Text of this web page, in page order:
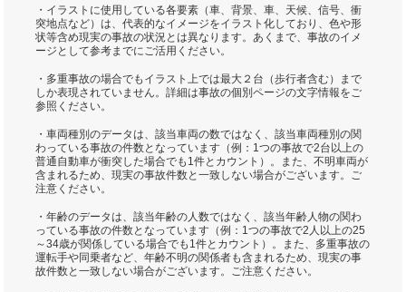
・イラストに使用している各要素（車、背景、車、天候、信号、衝
突地点など）は、代表的なイメージをイラスト化しており、色や形
状等含め現実の事故の状況とは異なります。あくまで、事故のイメ
ージとして参考までにご活用ください。
・多重事故の場合でもイラスト上では最大２台（歩行者含む）まで
しか表現されていません。詳細は事故の個別ページの文字情報をご
参照ください。
・車両種別のデータは、該当車両の数ではなく、該当車両種別の関
わっている事故の件数となっています（例：1つの事故で2台以上の
普通自動車が衝突した場合でも1件とカウント）。また、不明車両が
含まれるため、現実の事故件数と一致しない場合がございます。ご
注意ください。
・年齢のデータは、該当年齢の人数ではなく、該当年齢人物の関わ
っている事故の件数となっています（例：1つの事故で2人以上の25
～34歳が関係している場合でも1件とカウント）。また、多重事故の
運転手や同乗者など、年齢不明の関係者も含まれるため、現実の事
故件数と一致しない場合がございます。ご注意ください。